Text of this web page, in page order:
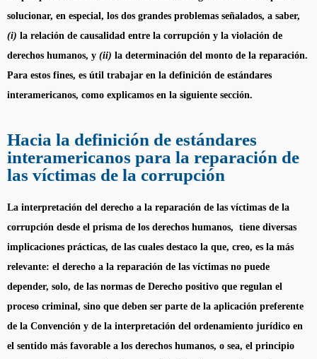
solucionar, en especial, los dos grandes problemas señalados, a saber,
(i) la relación de causalidad entre la corrupción y la violación de
derechos humanos, y (ii) la determinación del monto de la reparación.
Para estos fines, es útil trabajar en la definición de estándares
interamericanos, como explicamos en la siguiente sección.
Hacia la definición de estándares
interamericanos para la reparación de
las víctimas de la corrupción
La interpretación del derecho a la reparación de las víctimas de la
corrupción desde el prisma de los derechos humanos, tiene diversas
implicaciones prácticas, de las cuales destaco la que, creo, es la más
relevante: el derecho a la reparación de las víctimas no puede
depender, solo, de las normas de Derecho positivo que regulan el
proceso criminal, sino que deben ser parte de la aplicación preferente
de la Convención y de la interpretación del ordenamiento jurídico en
el sentido más favorable a los derechos humanos, o sea, el principio